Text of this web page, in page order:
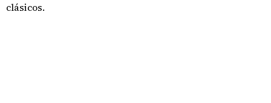
clásicos.